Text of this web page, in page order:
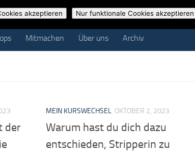
Mitmachen Über uns Archiv
Mitmachen Über uns Archiv
der
MEIN KURSWECHSEL OKTOBER 2, 2023
Warum hast du dich dazu
entschieden, Stripperin zu
akzeptieren Nur funktionale Cookies akzeptieren